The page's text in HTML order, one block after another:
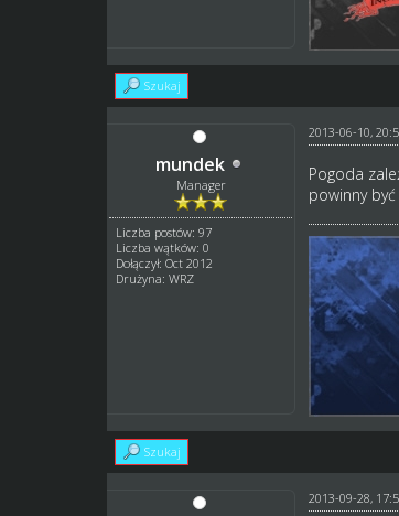
Szukaj
mundek
Manager
Liczba postów: 97
Liczba wątków: 0
Dołączył: Oct 2012
Drużyna: WRZ
2013-06-10,
Pogoda
powinny
Szukaj
2013-09-28,